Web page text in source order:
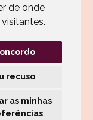
de onde
recuso
as minhas
20h